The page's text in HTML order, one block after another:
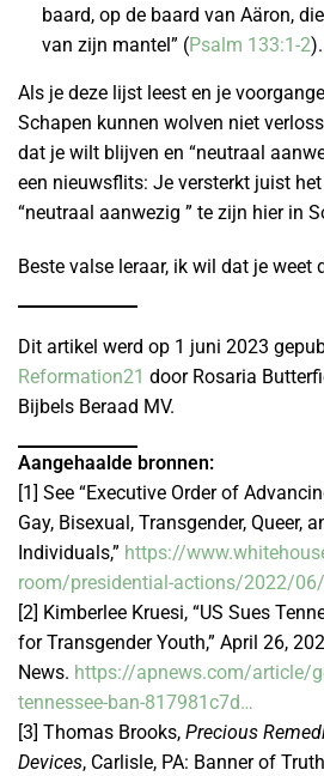
baard, op de baard van Aäron,
van zijn mantel” (Psalm 133:1-2).
Als je deze lijst leest en je
Schapen kunnen wolven niet
dat je wilt blijven en “neutraal
een nieuwsflits: Je versterkt juist
“neutraal aanwezig ” te zijn hier in
Beste valse leraar, ik wil dat je weet
Dit artikel werd op 1 juni 2023
Reformation21 door Rosaria
Bijbels Beraad MV.
Aangehaalde bronnen:
[1] See “Executive Order of
Gay, Bisexual, Transgender, Queer,
Individuals,” https://
room/presidential-actions/2022/
[2] Kimberlee Kruesi, “US Sues
for Transgender Youth,” April 26,
News. https://apnews.com/article/
tennessee-ban-817981c7d…
[3] Thomas Brooks, Precious
Devices, Carlisle, PA: Banner of